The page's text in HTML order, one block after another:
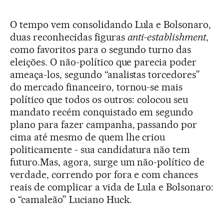
O tempo vem consolidando Lula e Bolsonaro,
duas reconhecidas figuras anti-establishment,
como favoritos para o segundo turno das
eleições. O não-político que parecia poder
ameaça-los, segundo “analistas torcedores”
do mercado financeiro, tornou-se mais
político que todos os outros: colocou seu
mandato recém conquistado em segundo
plano para fazer campanha, passando por
cima até mesmo de quem lhe criou
politicamente - sua candidatura não tem
futuro.Mas, agora, surge um não-político de
verdade, correndo por fora e com chances
reais de complicar a vida de Lula e Bolsonaro:
o “camaleão” Luciano Huck.